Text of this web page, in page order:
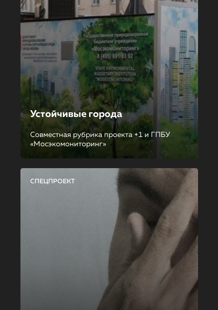
Устойчивые города
Совместная рубрика проекта +1 и ГПБУ
«Мосэкомониторинг»
СПЕЦПРОЕКТ